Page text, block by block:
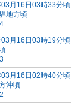
月16日03時33分頃
地方頃
月16日03時19分頃
月16日02時40分頃
沖頃